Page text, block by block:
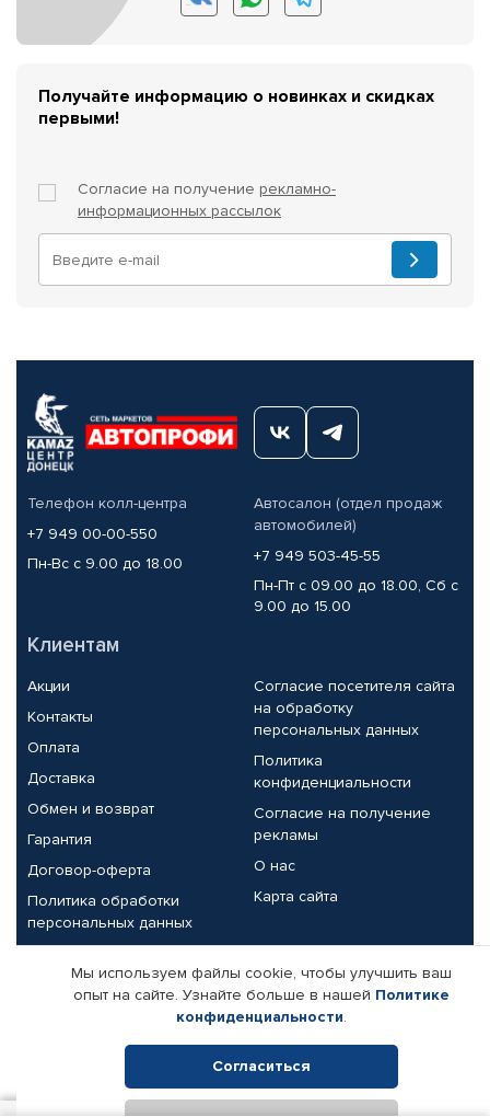
Получайте информацию о новинках и скидках
первыми!
Согласие на получение рекламно-
информационных рассылок
Телефон колл-центра
+7 949 00-00-550
Пн-Вс с 9.00 до 18.00
Автосалон (отдел продаж
автомобилей)
+7 949 503-45-55
Пн-Пт с 09.00 до 18.00, Сб с
9.00 до 15.00
Клиентам
Акции
Контакты
Оплата
Доставка
Обмен и возврат
Гарантия
Договор-оферта
Политика обработки
персональных данных
Согласие посетителя сайта
на обработку
персональных данных
Политика
конфиденциальности
Согласие на получение
рекламы
О нас
Карта сайта
Партнерам
Корпоративным клиентам
Поставщикам
Реквизиты компании
Мы используем файлы cookie, чтобы улучшить ваш
опыт на сайте. Узнайте больше в нашей Политике
конфиденциальности.
Согласиться